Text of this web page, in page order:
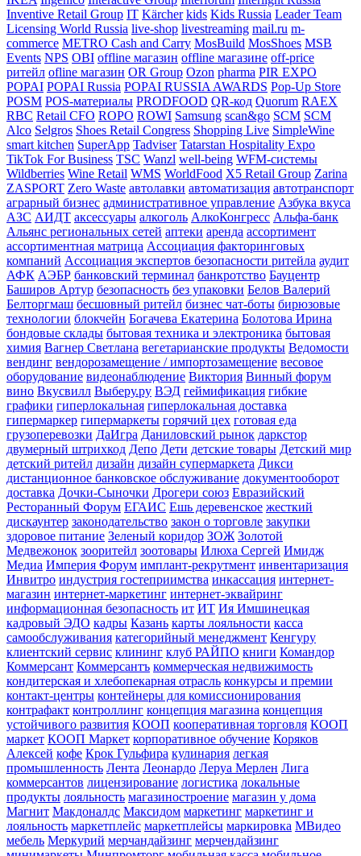
Inventive Retail Group IT Kärcher kids Kids Russia Leader Team
Licensing World Russia live-shop livestreaming mail.ru m-
commerce METRO Cash and Carry MosBuild MosShoes MSB
Events NPS OBI offline магазин offline магазине off-price
ритейл ofline магазин OR Group Ozon pharma PIR EXPO
POPAI POPAI Russia POPAI RUSSIA AWARDS Pop-Up Store
POSM POS-материалы PRODFOOD QR-код Quorum RAEX
RBC Retail CFO ROPO ROWI Samsung scan&go SCM SCM
Alco Selgros Shoes Retail Congress Shopping Live SimpleWine
smart kitchen SuperApp Tadviser Tatarstan Hospitality Expo
TikTok For Business TSC Wanzl well-being WFM-системы
Wildberries Wine Retail WMS WorldFood X5 Retail Group Zarina
ZASPORT Zero Waste автолавки автоматизация автотранспорт
аграрный бизнес административное управление Азбука вкуса
АЗС АИДТ аксессуары алкоголь АлкоКонгресс Альфа-банк
Альянс региональных сетей аптеки аренда ассортимент
ассортиментная матрица Ассоциация факторинговых
компаний Ассоциация экспертов безопасности ритейла аудит
АФК АЭБР банковский терминал банкротство Бауцентр
Баширов Артур безопасность без упаковки Белов Валерий
Белторгмаш бесшовный ритейл бизнес чат-боты бирюзовые
технологии блокчейн Богачева Екатерина Болотова Ирина
бондовые склады бытовая техника и электроника бытовая
химия Вагнер Светлана вегетарианские продукты Ведомости
вендинг вендорозамещение / импортозамещение весовое
оборудование видеонаблюдение Виктория Винный форум
вино Вкусвилл Выберу.ру ВЭД геймификация гибкие
графики гиперлокальная гиперлокальная доставка
гипермаркер гипермаркеты горячий цех готовая еда
грузоперевозки ДаИгра Даниловский рынок даркстор
двумерный штрихкод Депо Дети детские товары Детский мир
детский ритейл дизайн дизайн супермаркета Дикси
дистанционное банковское обслуживание документооборот
доставка Дочки-Сыночки Дрогери союз Евразийский
Ресторанный Форум ЕГАИС Ешь деревенское жесткий
дискаунтер законодательство закон о торговле закупки
здоровое питание Зеленый коридор ЗОЖ Золотой
Медвежонок зооритейл зоотовары Илюха Сергей Имидж
Медиа Империя Форум имплант-рекрутмент инвентаризация
Инвитро индустрия гостеприимства инкассация интернет-
магазин интернет-маркетинг интернет-эквайринг
информационная безопасность ит ИТ Ия Имшинецкая
кадровый ЭДО кадры Казань карты лояльности касса
самообслуживания категорийный менеджмент Кенгуру
клиентский сервис клининг клуб РАЙПО книги Командор
Коммерсант Коммерсантъ коммерческая недвижимость
кондитерская и хлебопекарная отрасль конкурсы и премии
контакт-центры контейнеры для комиссионирования
контрафакт контроллинг концепция магазина концепция
устойчивого развития КООП кооперативная торговля КООП
маркет КООП Маркет корпоративное обучение Коряков
Алексей кофе Крок Гульфира кулинария легкая
промышленность Лента Леонардо Леруа Мерлен Лига
коммерсантов лицензирование логистика локальные
продукты лояльность магазиностроение магазин у дома
Магнит Макдоналдс Максидом маркетинг маркетинг и
лояльность маркетплейс маркетплейсы маркировка МВидео
мебель Меркурий мерчандайзинг мерчендайзинг